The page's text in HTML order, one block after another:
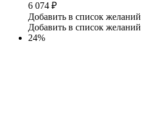
6 074 ₽
Добавить в список желаний
Добавить в список желаний
24%